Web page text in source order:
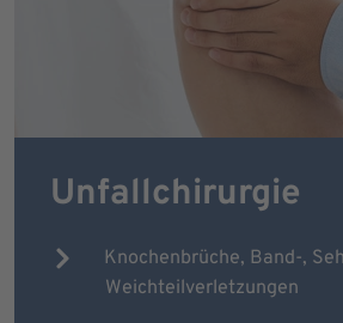
Unfallchirurgie
Knochenbrüche, Band-,
Weichteilverletzungen